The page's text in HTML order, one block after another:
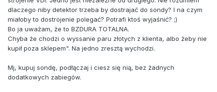
dlaczego niby detektor trzeba by dostrajać do sondy? I na czym
miałoby to dostrojenie polegać? Potrafi ktoś wyjaśnić? ;)
Bo ja uważam, że to BZDURA TOTALNA.
Chyba że chodzi o wyssanie paru złotych z klienta, albo żeby nie
kupił poza sklepem". Na jedno zresztą wychodzi.
Mj, kupuj sondę, podłączaj i ciesz się nią, bez żadnych
dodatkowych zabiegów.